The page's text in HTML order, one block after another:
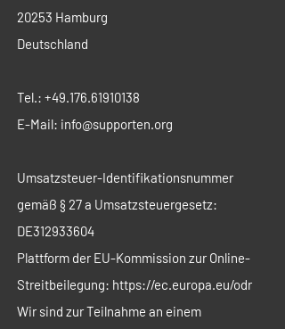
20253 Hamburg
Deutschland
Tel.: +49.176.61910138
E-Mail: info@supporten.org
Umsatzsteuer-Identifikationsnummer
gemäß § 27 a Umsatzsteuergesetz:
DE312933604
Plattform der EU-Kommission zur Online-
Streitbeilegung: https://ec.europa.eu/odr
Wir sind zur Teilnahme an einem